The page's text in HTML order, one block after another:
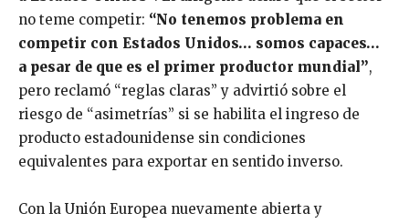
no teme competir: “No tenemos problema en
competir con Estados Unidos… somos capaces…
a pesar de que es el primer productor mundial”,
pero reclamó “reglas claras” y advirtió sobre el
riesgo de “asimetrías” si se habilita el ingreso de
producto estadounidense sin condiciones
equivalentes para exportar en sentido inverso.
Con la Unión Europea nuevamente abierta y